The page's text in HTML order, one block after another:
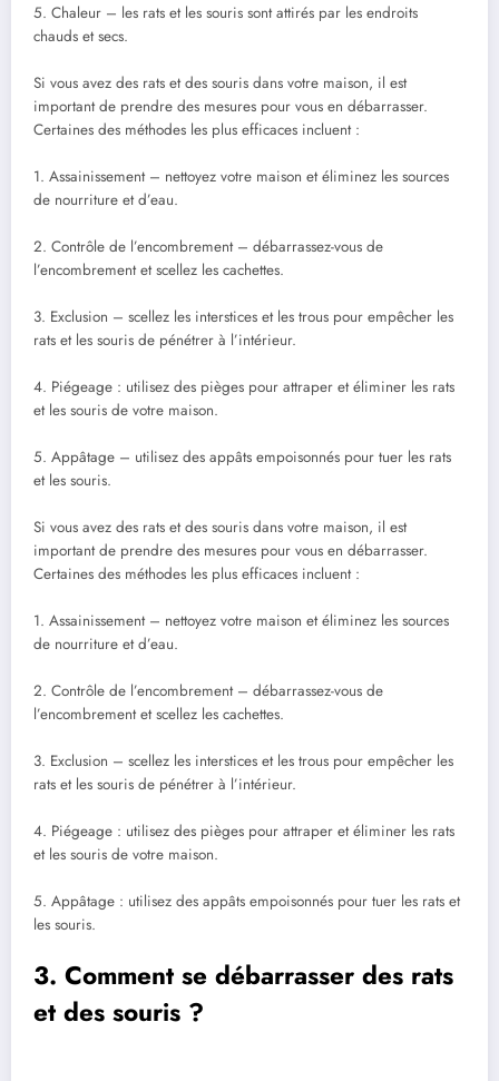
5. Chaleur – les rats et les souris sont attirés par les endroits
chauds et secs.
Si vous avez des rats et des souris dans votre maison, il est
important de prendre des mesures pour vous en débarrasser.
Certaines des méthodes les plus efficaces incluent :
1. Assainissement – nettoyez votre maison et éliminez les sources
de nourriture et d’eau.
2. Contrôle de l’encombrement – débarrassez-vous de
l’encombrement et scellez les cachettes.
3. Exclusion – scellez les interstices et les trous pour empêcher les
rats et les souris de pénétrer à l’intérieur.
4. Piégeage : utilisez des pièges pour attraper et éliminer les rats
et les souris de votre maison.
5. Appâtage – utilisez des appâts empoisonnés pour tuer les rats
et les souris.
Si vous avez des rats et des souris dans votre maison, il est
important de prendre des mesures pour vous en débarrasser.
Certaines des méthodes les plus efficaces incluent :
1. Assainissement – nettoyez votre maison et éliminez les sources
de nourriture et d’eau.
2. Contrôle de l’encombrement – débarrassez-vous de
l’encombrement et scellez les cachettes.
3. Exclusion – scellez les interstices et les trous pour empêcher les
rats et les souris de pénétrer à l’intérieur.
4. Piégeage : utilisez des pièges pour attraper et éliminer les rats
et les souris de votre maison.
5. Appâtage : utilisez des appâts empoisonnés pour tuer les rats et
les souris.
3. Comment se débarrasser des rats
et des souris ?